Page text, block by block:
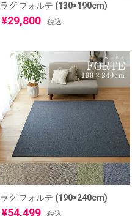
ラグ フォルテ (130×190cm)
¥29,800 税込
ラグ フォルテ (190×240cm)
¥54,499